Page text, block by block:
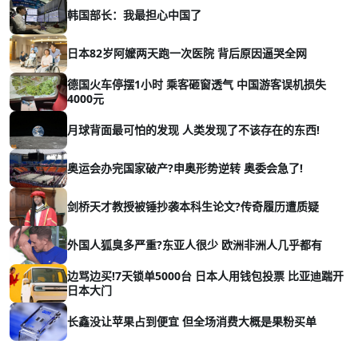
韩国部长：我最担心中国了
日本82岁阿嬤两天跑一次医院 背后原因逼哭全网
德国火车停摆1小时 乘客砸窗透气 中国游客误机损失
4000元
月球背面最可怕的发现 人类发现了不该存在的东西!
奥运会办完国家破产?申奥形势逆转 奥委会急了!
剑桥天才教授被锤抄袭本科生论文?传奇履历遭质疑
外国人狐臭多严重?东亚人很少 欧洲非洲人几乎都有
边骂边买!7天锁单5000台 日本人用钱包投票 比亚迪踹开
日本大门
长鑫没让苹果占到便宜 但全场消费大概是果粉买单